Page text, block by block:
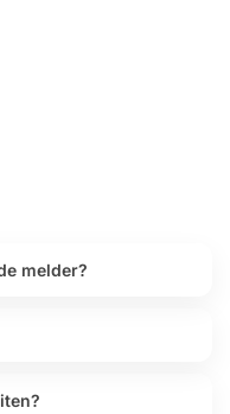
melder?